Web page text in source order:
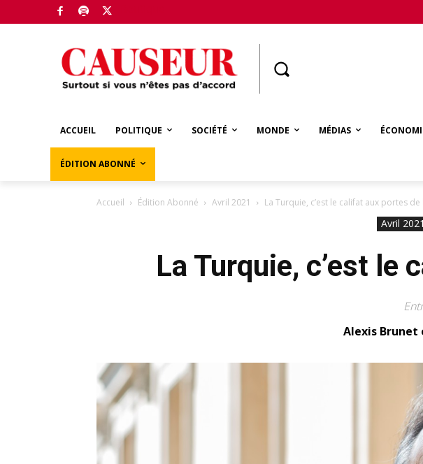
ACCUEIL POLITIQUE SOCIÉTÉ MONDE MÉDIAS
ÉDITION ABONNÉ
Accueil Édition Abonné Avril 2021 La Turquie, c’est le califat aux portes de
Avril 2021
La Turquie, c’est le
Alexis Brunet